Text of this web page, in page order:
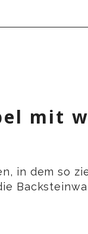
mit
in dem so